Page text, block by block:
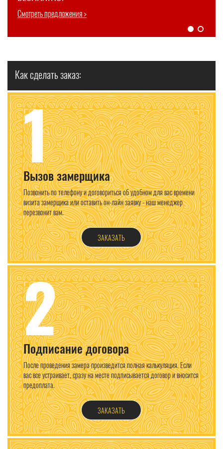
Смотреть предложения >
Только до 31.05.2026 г. Подробности у оператора.
Смотреть предложения >
Как сделать заказ:
1
Вызов замерщика
Позвонить по телефону и договориться об удобном для вас времени
визита замерщика или оставить он-лайн заявку - наш менеджер
перезвонит вам.
ЗАКАЗАТЬ
2
Подписание договора
После проведения замера произведится полная калькуляция. Если
вас все устраивает, сразу на месте подписывается договор и вносится
предоплата.
ЗАКАЗАТЬ